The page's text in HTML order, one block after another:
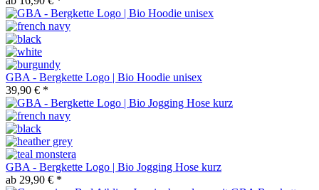
GBA - Bergkette Logo | Bio Hoodie unisex
39,90 € *
GBA - Bergkette Logo | Bio Jogging Hose kurz
ab 29,90 € *